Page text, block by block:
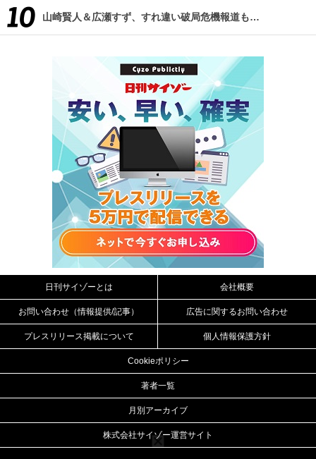
山崎賢人＆広瀬すず、すれ違い破局危機報道も…
日刊サイゾーとは 会社概要
お問い合わせ（情報提供/記事） 広告に関するお問い合わせ
プレスリリース掲載について 個人情報保護方針
Cookieポリシー
著者一覧
月別アーカイブ
株式会社サイゾー運営サイト